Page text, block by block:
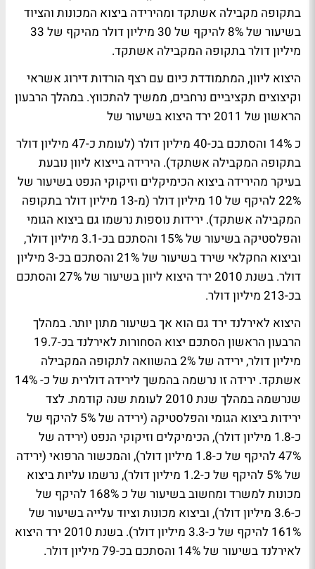
בתקופה מקבילה אשתקד ומהירידה ביצוא המכונות והציוד
בשיעור של 8% להיקף של 30 מיליון דולר מהיקף של 33
מיליון דולר בתקופה המקבילה אשתקד.
היצוא ליוון, המתמודדת כיום עם רצף הורדות דירוג אשראי
וקיצוצים תקציביים נרחבים, ממשיך להתכווץ. במהלך הרבעון
הראשון של 2011 ירד היצוא בשיעור של
כ 14% והסתכם בכ-40 מיליון דולר (לעומת כ-47 מיליון דולר
בתקופה המקבילה אשתקד). הירידה בייצוא ליוון נובעת
בעיקר מהירידה ביצוא הכימיקלים וזיקוקי הנפט בשיעור של
22% להיקף של 10 מיליון דולר (מ-13 מיליון דולר בתקופה
המקבילה אשתקד). ירידות נוספות נרשמו גם ביצוא הגומי
והפלסטיקה בשיעור של 15% והסתכם בכ-3.1 מיליון דולר,
וביצוא החקלאי שירד בשיעור של 21% והסתכם בכ-3 מיליון
דולר. בשנת 2010 ירד היצוא ליוון בשיעור של 27% והסתכם
בכ-213 מיליון דולר.
היצוא לאירלנד ירד גם הוא אך בשיעור מתון יותר. במהלך
הרבעון הראשון הסתכם יצוא הסחורות לאירלנד בכ-19.7
מיליון דולר, ירידה של 2% בהשוואה לתקופה המקבילה
אשתקד. ירידה זו נרשמה בהמשך לירידה דולרית של כ- 14%
שנרשמה במהלך שנת 2010 לעומת שנה קודמת. לצד
ירידות ביצוא הגומי והפלסטיקה (ירידה של 5% להיקף של
כ-1.8 מיליון דולר), הכימיקלים וזיקוקי הנפט (ירידה של
47% להיקף של כ-1.8 מיליון דולר), והמכשור הרפואי (ירידה
של 5% להיקף של כ-1.2 מיליון דולר), נרשמו עליות ביצוא
מכונות למשרד ומחשוב בשיעור של כ 168% להיקף של
כ-3.6 מיליון דולר), וביצוא מכונות וציוד עלייה בשיעור של
161% להיקף של כ-3.3 מיליון דולר). בשנת 2010 ירד היצוא
לאירלנד בשיעור של 14% והסתכם בכ-79 מיליון דולר.